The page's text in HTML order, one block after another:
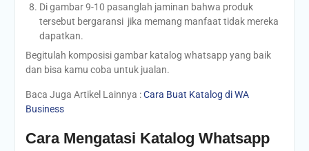
Di gambar 9-10 pasanglah jaminan bahwa produk
tersebut bergaransi jika memang manfaat tidak mereka
dapatkan.
Begitulah komposisi gambar katalog whatsapp yang baik
dan bisa kamu coba untuk jualan.
Baca Juga Artikel Lainnya :Cara Buat Katalog di WA
Business
Cara Mengatasi Katalog Whatsapp